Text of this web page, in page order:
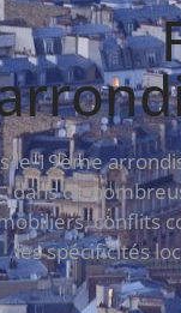
le 19ème
dans de
conflits
les spécificités